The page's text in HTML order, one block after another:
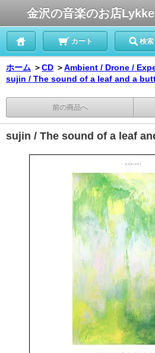
金沢の音楽のお店
カート 検索
ホーム ＞CD ＞Ambient / Drone /
sujin / The sound of a leaf and a
前の商品へ
sujin / The sound of a leaf